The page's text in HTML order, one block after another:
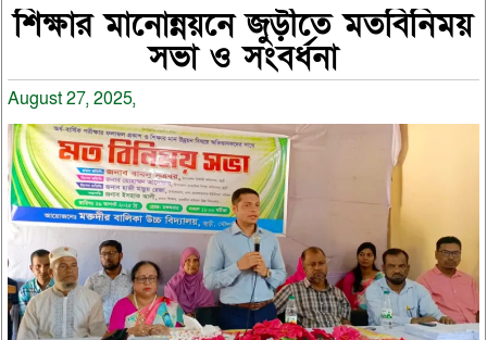
শিক্ষার মানোন্নয়নে জুড়ীতে মতবিনিময়
সভা ও সংবর্ধনা
August 27, 2025,